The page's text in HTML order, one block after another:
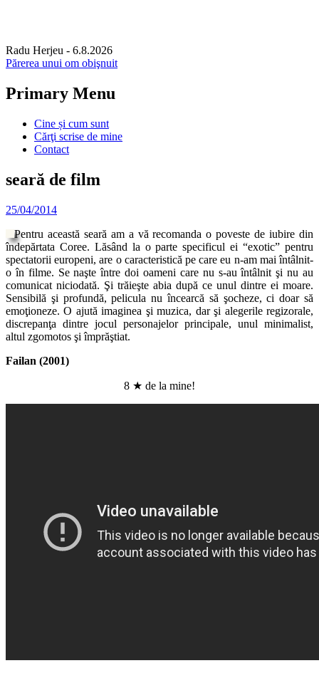
Radu Herjeu - 6.8.2026
Părerea unui om obişnuit
Primary Menu
Skip
content
Cine și cum sunt
Cărţi scrise de mine
Contact
seară de film
25/04/2014
Pentru această seară am a vă recomanda o poveste de iubire din
îndepărtata Coree. Lăsând la o parte specificul ei “exotic” pentru
spectatorii europeni, are o caracteristică pe care eu n-am mai întâlnit-
o în filme. Se naşte între doi oameni care nu s-au întâlnit şi nu au
comunicat niciodată. Şi trăieşte abia după ce unul dintre ei moare.
Sensibilă şi profundă, pelicula nu încearcă să şocheze, ci doar să
emoţioneze. O ajută imaginea şi muzica, dar şi alegerile regizorale,
discrepanţa dintre jocul personajelor principale, unul minimalist,
altul zgomotos şi împrăştiat.
Failan (2001)
8 ★ de la mine!